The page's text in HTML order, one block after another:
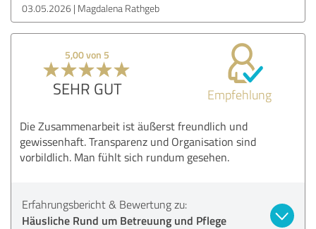
03.05.2026 Magdalena Rathgeb
5,00 von 5
SEHR GUT Empfehlung
Die Zusammenarbeit ist äußerst freundlich und
gewissenhaft. Transparenz und Organisation sind
vorbildlich. Man fühlt sich rundum gesehen.
Erfahrungsbericht & Bewertung zu:
Häusliche Rund um Betreuung und Pflege